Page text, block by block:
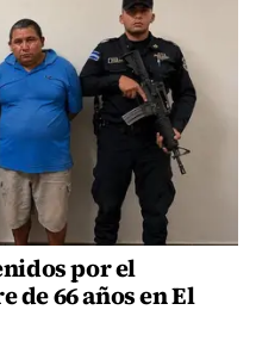
por el
66 años en El